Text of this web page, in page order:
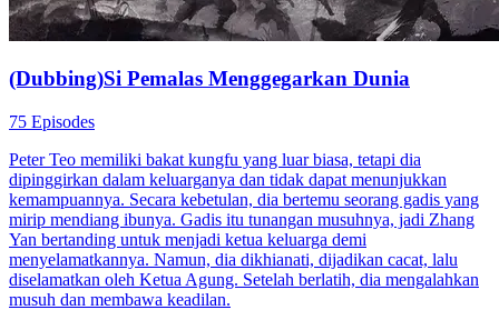
(Dubbing)Si Pemalas Menggegarkan Dunia
75 Episodes
Peter Teo memiliki bakat kungfu yang luar biasa, tetapi dia
dipinggirkan dalam keluarganya dan tidak dapat menunjukkan
kemampuannya. Secara kebetulan, dia bertemu seorang gadis yang
mirip mendiang ibunya. Gadis itu tunangan musuhnya, jadi Zhang
Yan bertanding untuk menjadi ketua keluarga demi
menyelamatkannya. Namun, dia dikhianati, dijadikan cacat, lalu
diselamatkan oleh Ketua Agung. Setelah berlatih, dia mengalahkan
musuh dan membawa keadilan.